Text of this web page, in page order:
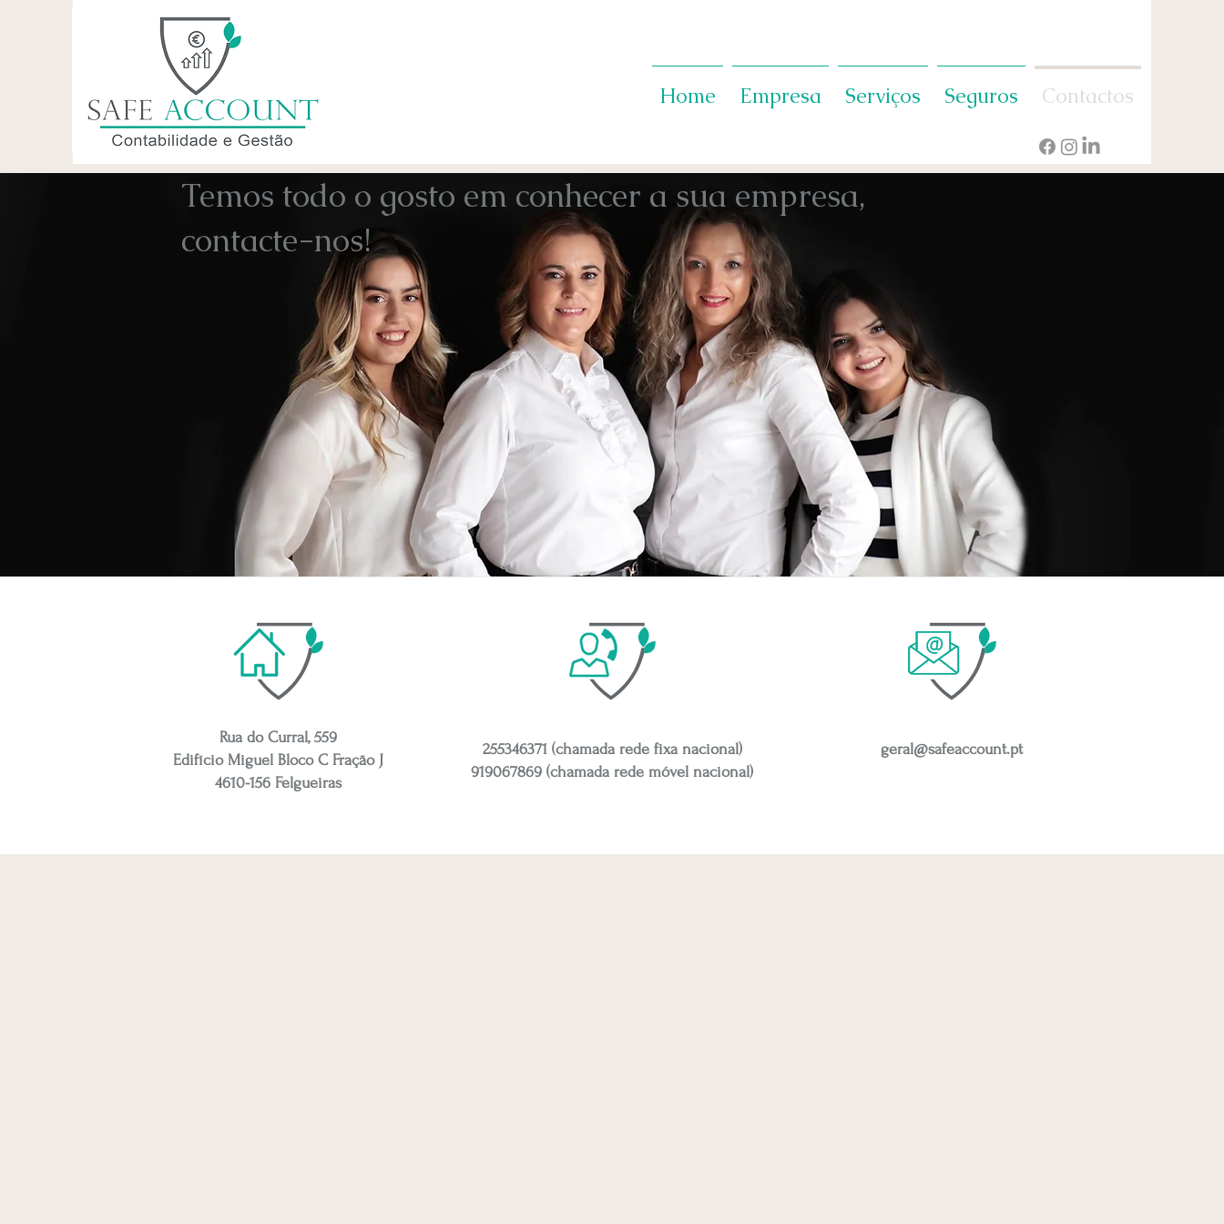
Home Empresa Serviços Seguros Contactos
Temos todo o gosto em conhecer a sua empresa,
contacte-nos!
Rua do Curral, 559
Edifício Miguel Bloco C Fração J
4610-156 Felgueiras
255346371 (chamada rede fixa nacional)
919067869 (chamada rede móvel nacional)
geral@safeaccount.pt